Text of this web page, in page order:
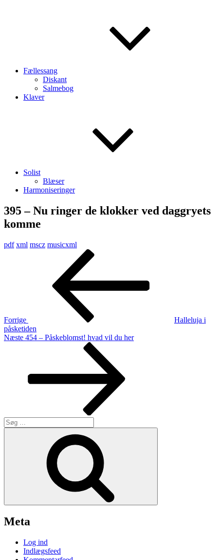
Fællessang
Diskant
Salmebog
Klaver
Solist
Blæser
Harmoniseringer
395 – Nu ringer de klokker ved daggryets
komme
pdf xml mscz musicxml
Indlægsnavigation
Forrige
Halleluja i
påsketiden
Næste
Næste 454 – Påskeblomst! hvad vil du her
Søg
efter:
Meta
Log ind
Indlægsfeed